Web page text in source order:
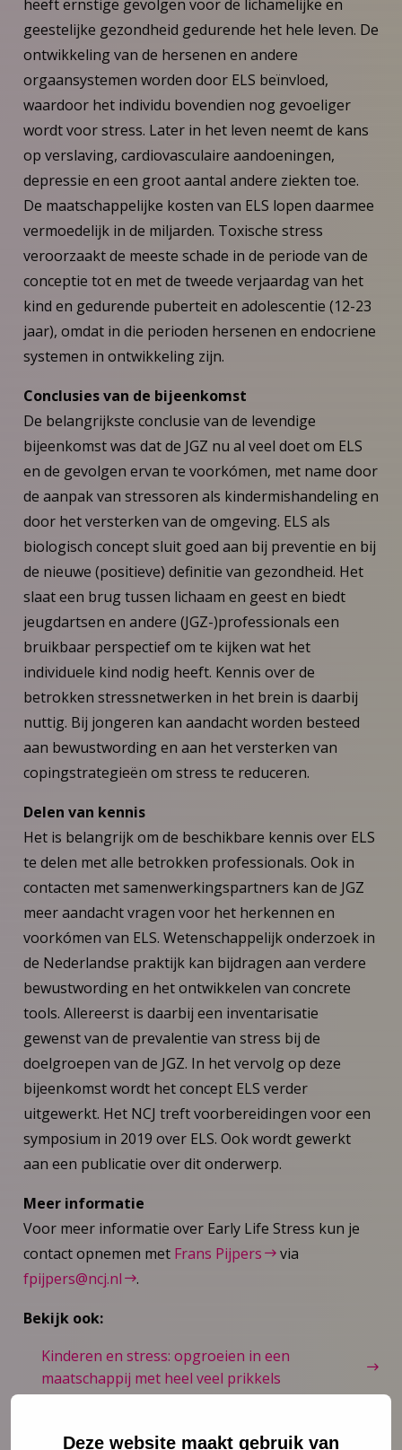
Deze website maakt gebruik van
heeft ernstige gevolgen voor de lichamelijke en
geestelijke gezondheid gedurende het hele leven. De
ontwikkeling van de hersenen en andere
orgaansystemen worden door ELS beïnvloed,
waardoor het individu bovendien nog gevoeliger
wordt voor stress. Later in het leven neemt de kans
op verslaving, cardiovasculaire aandoeningen,
depressie en een groot aantal andere ziekten toe.
De maatschappelijke kosten van ELS lopen daarmee
vermoedelijk in de miljarden. Toxische stress
veroorzaakt de meeste schade in de periode van de
conceptie tot en met de tweede verjaardag van het
kind en gedurende puberteit en adolescentie (12-23
jaar), omdat in die perioden hersenen en endocriene
systemen in ontwikkeling zijn.
Conclusies van de bijeenkomst
De belangrijkste conclusie van de levendige
bijeenkomst was dat de JGZ nu al veel doet om ELS
en de gevolgen ervan te voorkómen, met name door
de aanpak van stressoren als kindermishandeling en
door het versterken van de omgeving. ELS als
biologisch concept sluit goed aan bij preventie en bij
de nieuwe (positieve) definitie van gezondheid. Het
slaat een brug tussen lichaam en geest en biedt
jeugdartsen en andere (JGZ-)professionals een
bruikbaar perspectief om te kijken wat het
individuele kind nodig heeft. Kennis over de
betrokken stressnetwerken in het brein is daarbij
nuttig. Bij jongeren kan aandacht worden besteed
aan bewustwording en aan het versterken van
copingstrategieën om stress te reduceren.
Delen van kennis
Het is belangrijk om de beschikbare kennis over ELS
te delen met alle betrokken professionals. Ook in
contacten met samenwerkingspartners kan de JGZ
meer aandacht vragen voor het herkennen en
voorkómen van ELS. Wetenschappelijk onderzoek in
de Nederlandse praktijk kan bijdragen aan verdere
bewustwording en het ontwikkelen van concrete
tools. Allereerst is daarbij een inventarisatie
gewenst van de prevalentie van stress bij de
doelgroepen van de JGZ. In het vervolg op deze
bijeenkomst wordt het concept ELS verder
uitgewerkt. Het NCJ treft voorbereidingen voor een
symposium in 2019 over ELS. Ook wordt gewerkt
aan een publicatie over dit onderwerp.
Meer informatie
Voor meer informatie over Early Life Stress kun je
contact opnemen met Frans Pijpers
via
fpijpers@ncj.nl
.
Bekijk ook:
Kinderen en stress: opgroeien in een
maatschappij met heel veel prikkels
NCJ op Nieuws.nl: Aantal kinderen met stress
NCJ in de media: onderzoek naar stress bij